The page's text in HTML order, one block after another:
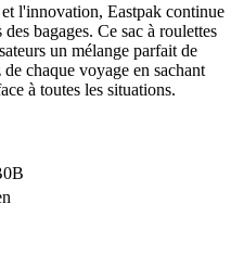
l'innovation, Eastpak continue
bagages. Ce sac à roulettes
un mélange parfait de
chaque voyage en sachant
à toutes les situations.